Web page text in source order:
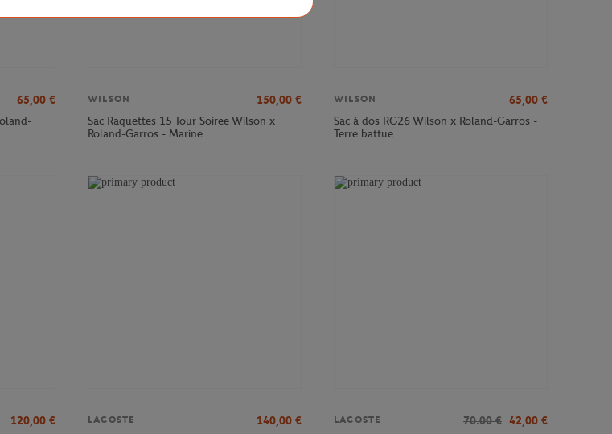
65,00 €
WILSON 150,00 €
Sac Raquettes 15 Tour Soiree Wilson x
Roland-Garros - Marine
WILSON 65,00 €
Sac à dos RG26 Wilson x Roland-Garros -
Terre battue
120,00 €
LACOSTE 140,00 €
LACOSTE 70.00 € 42,00 €